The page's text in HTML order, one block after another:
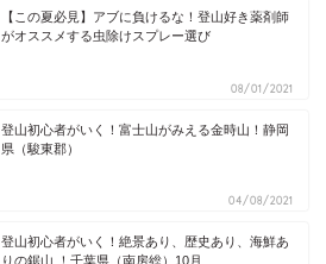
【この夏必見】アブに負けるな！登山好き薬剤師
がオススメする虫除けスプレー選び
08/01/2021
登山初心者がいく！富士山がみえる金時山！静岡
県（駿東郡）
04/08/2021
登山初心者がいく！絶景あり、歴史あり、海鮮あ
りの鋸山 ！千葉県（南房総）10月